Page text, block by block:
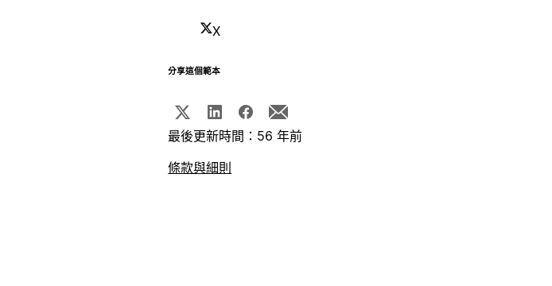
X
分享這個範本
最後更新時間：56 年前
條款與細則